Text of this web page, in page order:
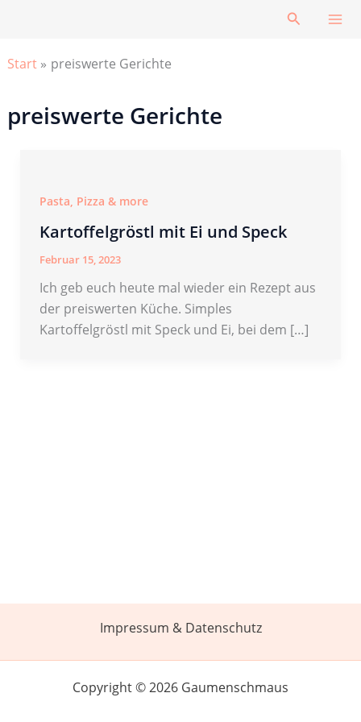
Suchen
Start preiswerte Gerichte
preiswerte Gerichte
Pasta, Pizza & more
Kartoffelgröstl mit Ei und Speck
Februar 15, 2023
Ich geb euch heute mal wieder ein Rezept aus
der preiswerten Küche. Simples
Kartoffelgröstl mit Speck und Ei, bei dem […]
Impressum & Datenschutz
Copyright © 2026 Gaumenschmaus